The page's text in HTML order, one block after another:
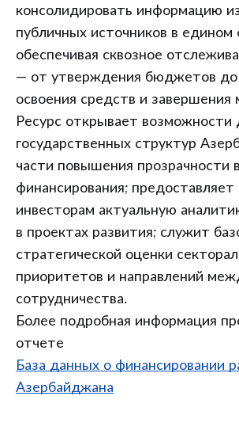
консолидировать информацию
публичных источников в едином
обеспечивая сквозное
— от утверждения бюджетов до
освоения средств и завершения
Ресурс открывает возможности
государственных структур
части повышения прозрачности
финансирования; предоставляет
инвесторам актуальную
в проектах развития; служит
стратегической оценки
приоритетов и направлений
сотрудничества.
Более подробная информация
отчете
База данных о финансировании
Азербайджана